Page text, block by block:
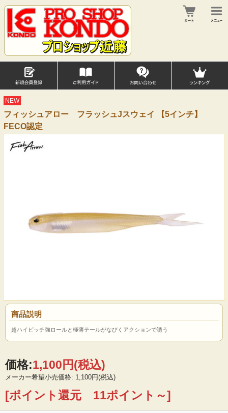
NEW
フィッシュアロー フラッシュJスウェイ 【5インチ】
FECO認定
商品説明
超ハイピッチ強ロールと極薄テールがなびくアクションで誘う
価格:1,100円(税込)
メーカー希望小売価格: 1,100円(税込)
[ポイント還元 11ポイント～]